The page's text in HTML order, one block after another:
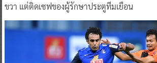
ขวา แต่ติดเซฟของผู้รักษาประตูทีมเยือน